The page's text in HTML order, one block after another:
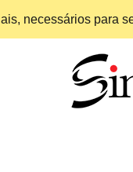
necessários para